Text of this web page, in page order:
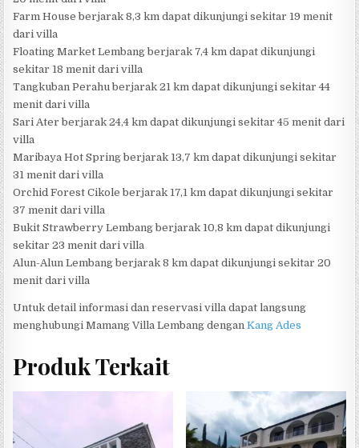
Farm House berjarak 8,3 km dapat dikunjungi sekitar 19 menit
dari villa
Floating Market Lembang berjarak 7,4 km dapat dikunjungi
sekitar 18 menit dari villa
Tangkuban Perahu berjarak 21 km dapat dikunjungi sekitar 44
menit dari villa
Sari Ater berjarak 24,4 km dapat dikunjungi sekitar 45 menit dari
villa
Maribaya Hot Spring berjarak 13,7 km dapat dikunjungi sekitar
31 menit dari villa
Orchid Forest Cikole berjarak 17,1 km dapat dikunjungi sekitar
37 menit dari villa
Bukit Strawberry Lembang berjarak 10,8 km dapat dikunjungi
sekitar 23 menit dari villa
Alun-Alun Lembang berjarak 8 km dapat dikunjungi sekitar 20
menit dari villa
Untuk detail informasi dan reservasi villa dapat langsung
menghubungi Mamang Villa Lembang denganKang Ades
Produk Terkait